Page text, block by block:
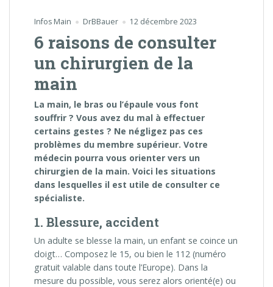
Infos Main DrBBauer 12 décembre 2023
6 raisons de consulter
un chirurgien de la
main
La main, le bras ou l’épaule vous font
souffrir ? Vous avez du mal à effectuer
certains gestes ? Ne négligez pas ces
problèmes du membre supérieur. Votre
médecin pourra vous orienter vers un
chirurgien de la main. Voici les situations
dans lesquelles il est utile de consulter ce
spécialiste.
1. Blessure, accident
Un adulte se blesse la main, un enfant se coince un
doigt… Composez le 15, ou bien le 112 (numéro
gratuit valable dans toute l’Europe). Dans la
mesure du possible, vous serez alors orienté(e) ou